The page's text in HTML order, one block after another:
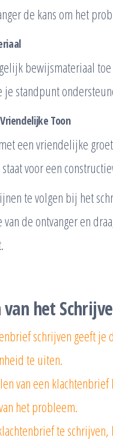
de kans om het
bewijsmateriaal
standpunt
Toon
een vriendelijke
voor een
te volgen bij het
de ontvanger en
het
schrijven geeft
te uiten.
van een
het probleem.
te